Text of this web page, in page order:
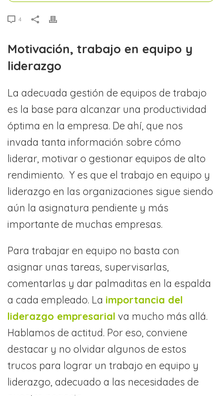
4
Motivación, trabajo en equipo y
liderazgo
La adecuada gestión de equipos de trabajo
es la base para alcanzar una productividad
óptima en la empresa. De ahí, que nos
invada tanta información sobre cómo
liderar, motivar o gestionar equipos de alto
rendimiento. Y es que el trabajo en equipo y
liderazgo en las organizaciones sigue siendo
aún la asignatura pendiente y más
importante de muchas empresas.
Para trabajar en equipo no basta con
asignar unas tareas, supervisarlas,
comentarlas y dar palmaditas en la espalda
a cada empleado. La importancia del
liderazgo empresarial va mucho más allá.
Hablamos de actitud. Por eso, conviene
destacar y no olvidar algunos de estos
trucos para lograr un trabajo en equipo y
liderazgo, adecuado a las necesidades de